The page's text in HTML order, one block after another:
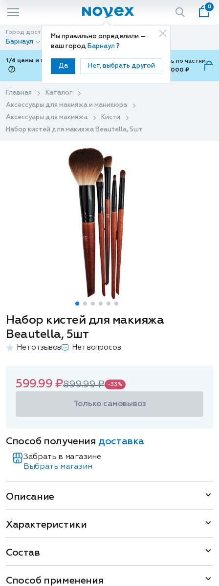
Мы правильно определили —
ваш город Барнаул ?
Да Нет, выбрать другой
0
Город доставки
Барнаул
Способ доставки
Доставка
1/4 цены и покупки ваши с Подели
Можно оплатить по частям
от 700 ₽ до 15,000 ₽
Главная
Каталог
Аксессуары для макияжа и маникюра
Аксессуары для макияжа
Кисти
Набор кистей для макияжа Beautella, 5шт
Набор кистей для макияжа
Beautella, 5шт
Нет отзывов Нет вопросов
599.99 ₽899.99 ₽ -33%
Только самовывоз
Способ получения доставка
Забрать в магазине
Выбрать магазин
Описание
Характеристики
Состав
Способ применения